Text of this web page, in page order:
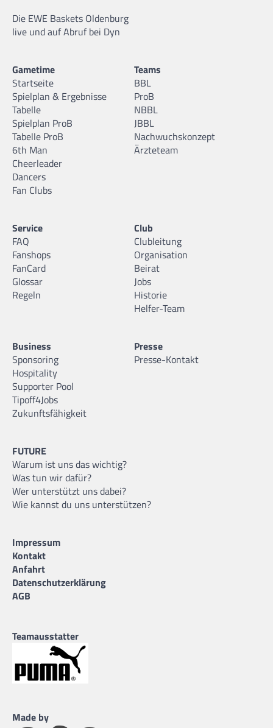
Die EWE Baskets Oldenburg
live und auf Abruf bei Dyn
Gametime
Startseite
Spielplan & Ergebnisse
Tabelle
Spielplan ProB
Tabelle ProB
6th Man
Cheerleader
Dancers
Fan Clubs
Teams
BBL
ProB
NBBL
JBBL
Nachwuchskonzept
Ärzteteam
Service
FAQ
Fanshops
FanCard
Glossar
Regeln
Club
Clubleitung
Organisation
Beirat
Jobs
Historie
Helfer-Team
Business
Sponsoring
Hospitality
Supporter Pool
Tipoff4Jobs
Zukunftsfähigkeit
Presse
Presse-Kontakt
FUTURE
Warum ist uns das wichtig?
Was tun wir dafür?
Wer unterstützt uns dabei?
Wie kannst du uns unterstützen?
Impressum
Kontakt
Anfahrt
Datenschutzerklärung
AGB
Teamausstatter
Made by